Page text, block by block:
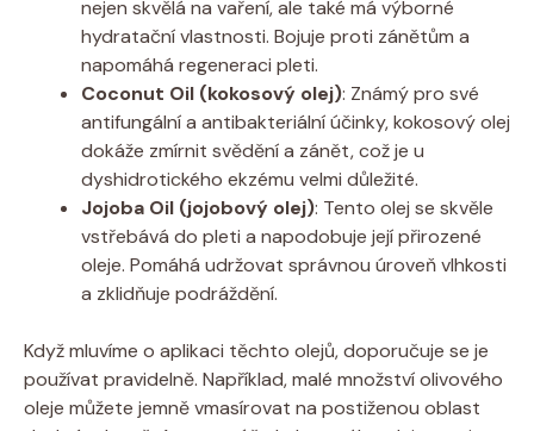
nejen skvělá na vaření,​ ale také má ‌výborné
hydratační vlastnosti. Bojuje proti zánětům a
napomáhá regeneraci pleti.
Coconut Oil (kokosový ​olej): Známý pro své
antifungální ‌a ⁢antibakteriální účinky,‌ kokosový‍ olej
dokáže‌ zmírnit svědění a zánět, což ⁢je u
dyshidrotického‍ ekzému velmi důležité.
Jojoba ‌Oil⁢ (jojobový ⁣olej): ​Tento olej se skvěle
vstřebává do pleti a napodobuje její ⁢přirozené⁤
oleje. Pomáhá‌ udržovat ⁣správnou úroveň vlhkosti
a zklidňuje‍ podráždění.
Když mluvíme ‌o aplikaci těchto olejů, ​doporučuje se ‍je⁢
používat pravidelně. Například, malé množství olivového
oleje‍ můžete⁢ jemně vmasírovat ⁢na postiženou oblast